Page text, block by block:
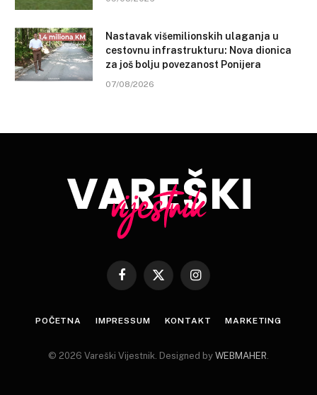
Nastavak višemilionskih ulaganja u
cestovnu infrastrukturu: Nova dionica
za još bolju povezanost Ponijera
07/08/2026
Facebook
X
Instagram
POČETNA IMPRESSUM KONTAKT MARKETING
© 2026 Vareški Vijestnik. Designed by WEBMAHER